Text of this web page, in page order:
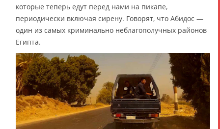
которые теперь едут перед нами на пикапе,
периодически включая сирену. Говорят, что Абидос —
один из самых криминально неблагополучных районов
Египта.